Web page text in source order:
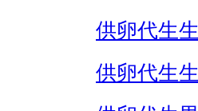
供卵代生
供卵代生